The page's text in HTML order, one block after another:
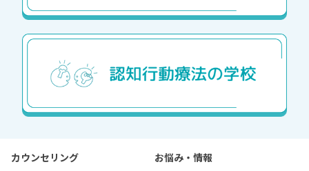
カウンセリング お悩み・情報